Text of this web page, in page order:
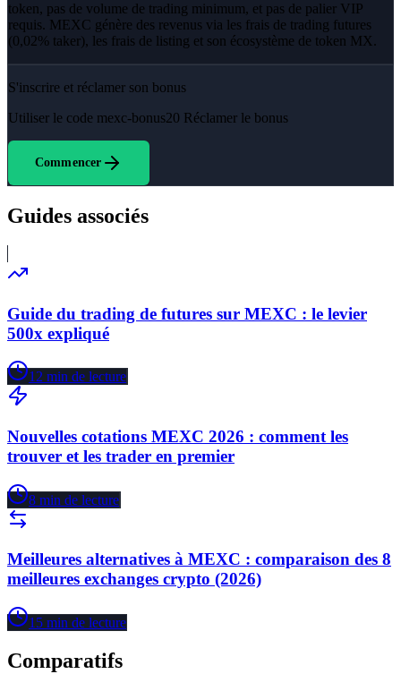
token, pas de volume de trading minimum, et pas de palier VIP
requis. MEXC génère des revenus via les frais de trading futures
(0,02% taker), les frais de listing et son écosystème de token MX.
S'inscrire et réclamer son bonus
Utiliser le code mexc-bonus20 Réclamer le bonus
Commencer
Guides associés
Guide du trading de futures sur MEXC : le levier
500x expliqué
12 min de lecture
Nouvelles cotations MEXC 2026 : comment les
trouver et les trader en premier
8 min de lecture
Meilleures alternatives à MEXC : comparaison des 8
meilleures exchanges crypto (2026)
15 min de lecture
Comparatifs